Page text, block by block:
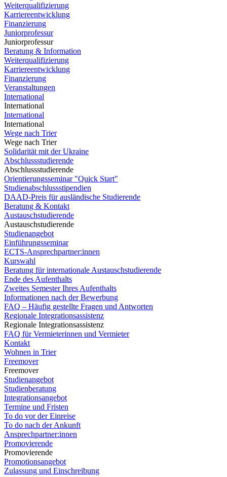
Weiterqualifizierung
Karriereentwicklung
Finanzierung
Juniorprofessur
Juniorprofessur
Beratung & Information
Weiterqualifizierung
Karriereentwicklung
Finanzierung
Veranstaltungen
International
International
International
International
Wege nach Trier
Wege nach Trier
Solidarität mit der Ukraine
Abschlussstudierende
Abschlussstudierende
Orientierungsseminar "Quick Start"
Studienabschlussstipendien
DAAD-Preis für ausländische Studierende
Beratung & Kontakt
Austauschstudierende
Austauschstudierende
Studienangebot
Einführungsseminar
ECTS-Ansprechpartner:innen
Kurswahl
Beratung für internationale Austauschstudierende
Ende des Aufenthalts
Zweites Semester Ihres Aufenthalts
Informationen nach der Bewerbung
FAQ – Häufig gestellte Fragen und Antworten
Regionale Integrationsassistenz
Regionale Integrationsassistenz
FAQ für Vermieterinnen und Vermieter
Kontakt
Wohnen in Trier
Freemover
Freemover
Studienangebot
Studienberatung
Integrationsangebot
Termine und Fristen
To do vor der Einreise
To do nach der Ankunft
Ansprechpartner:innen
Promovierende
Promovierende
Promotionsangebot
Zulassung und Einschreibung